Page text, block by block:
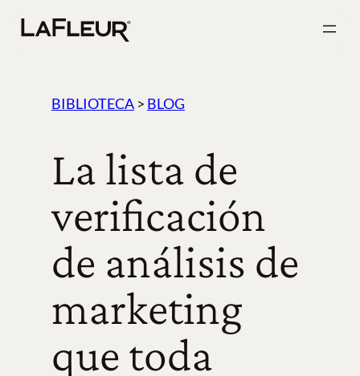
BIBLIOTECA > BLOG
La lista de
verificación
de análisis de
marketing
que toda